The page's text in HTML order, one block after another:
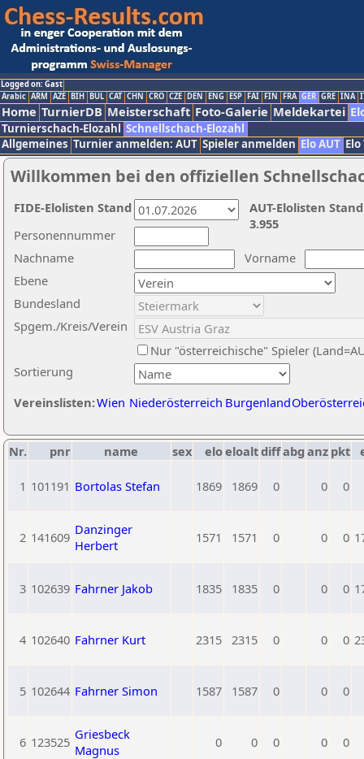
Logged on: Gast
Arabic ARM AZE BIH BUL CAT CHN CRO CZE DEN ENG ESP FAI FIN FRA GER GRE INA
Home TurnierDB Meisterschaft Foto-Galerie Meldekartei
Turnierschach-Elozahl Schnellschach-Elozahl
Allgemeines Turnier anmelden: AUT Spieler anmelden Elo AUT
Willkommen bei den offiziellen
Nachname
Vorname
Ebene
Sortierung
Personennummer
Bundesland
Spgem./Kreis/Verein
Nur "österreichische" Spieler
Vereinslisten:Wien Niederösterreich Burgenland
AUT-Elolisten
3.955
FIDE-Elolisten Stand
Nr. pnr name sex eloeloaltdiffabg anz pkt
1 101191 Bortolas Stefan 1869 1869 0 0 0
2 141609 Danzinger
Herbert
1571 1571 0 0 0
3 102639 Fahrner Jakob 1835 1835 0 0 0
4 102640 Fahrner Kurt 2315 2315 0 0 0
5 102644 Fahrner Simon 1587 1587 0 0 0
6 123525 Griesbeck
Magnus
0 0 0 0 0